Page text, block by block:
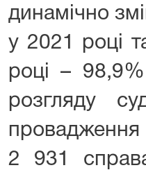
динамічно
у 2021 році
році –
розгляду
провадження
2 931